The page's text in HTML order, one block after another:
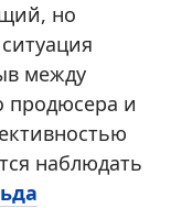
но
между
продюсера и
наблюдать